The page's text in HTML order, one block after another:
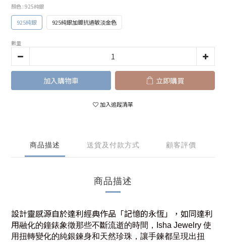
顏色 : 925純銀
925純銀 925純銀加鍍抗過敏淡金色
數量
加入購物車 立即購買
加入追蹤清單
商品描述 送貨及付款方式 顧客評價
商品描述
設計靈感源自於達利經典作品「記憶的永恆」， 如同達利
用融化的鐘錶象徵那些不斷流逝的時間， Isha Jewelry 使
用扭轉變化的純銀鍊身和天然珍珠， 讓手鍊都呈現出扭